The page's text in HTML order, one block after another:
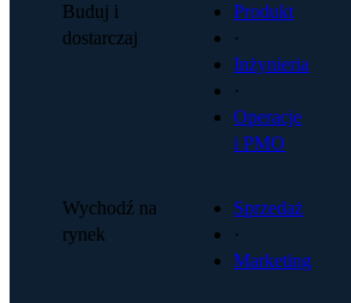
Buduj i
dostarczaj
Produkt
·
Inżynieria
·
Operacje
i PMO
Wychodź na
rynek
Sprzedaż
·
Marketing